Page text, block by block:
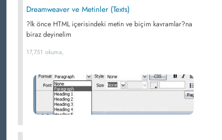
Dreamweaver ve Metinler (Texts)
?lk önce HTML içerisindeki metin ve biçim kavramlar?na
biraz deyinelim
17,751 okuma,